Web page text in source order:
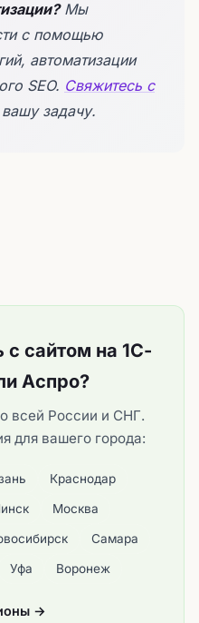
Мы
с помощью
автоматизации
SEO. Свяжитесь с
задачу.
сайтом на 1С-
Аспро?
всей России и СНГ.
для вашего города:
Краснодар
Москва
Самара
Уфа Воронеж
→